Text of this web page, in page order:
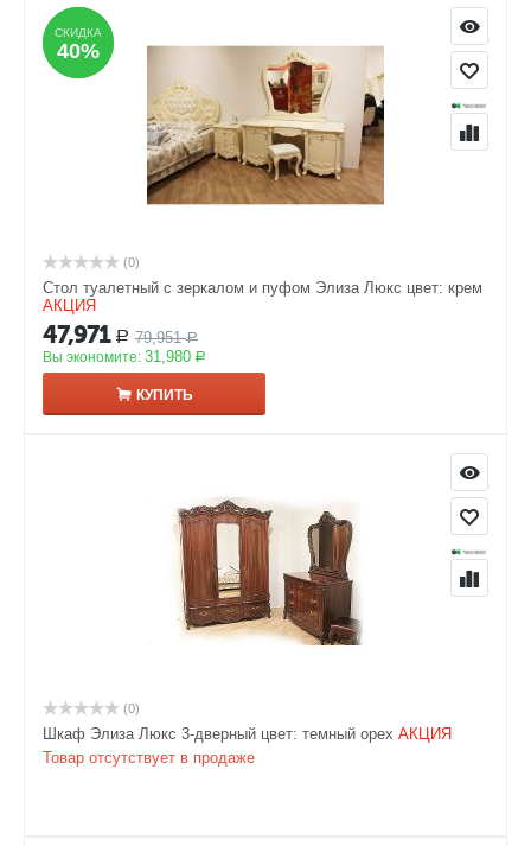
СКИДКА
40%
СКИДКА
40%
(0)
Стол туалетный с зеркалом и пуфом Элиза Люкс цвет: крем
АКЦИЯ
47,971 Р 79,951 Р
Вы экономите: 31,980 Р
КУПИТЬ
(0)
Шкаф Элиза Люкс 3-дверный цвет: темный орех АКЦИЯ
Товар отсутствует в продаже